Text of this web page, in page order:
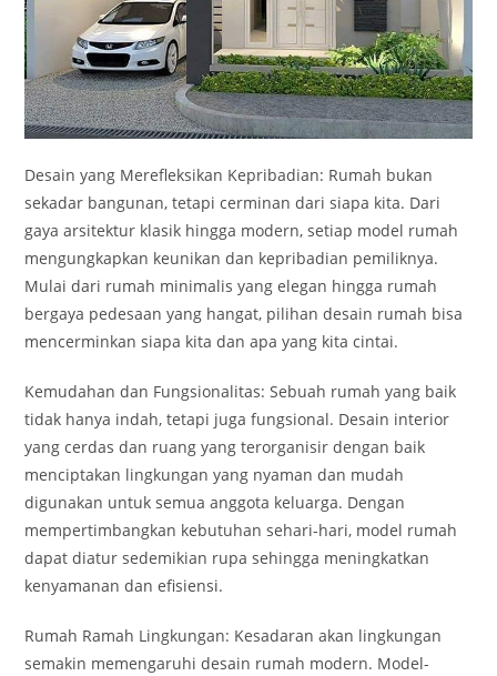
Desain yang Merefleksikan Kepribadian: Rumah bukan
sekadar bangunan, tetapi cerminan dari siapa kita. Dari
gaya arsitektur klasik hingga modern, setiap model rumah
mengungkapkan keunikan dan kepribadian pemiliknya.
Mulai dari rumah minimalis yang elegan hingga rumah
bergaya pedesaan yang hangat, pilihan desain rumah bisa
mencerminkan siapa kita dan apa yang kita cintai.
Kemudahan dan Fungsionalitas: Sebuah rumah yang baik
tidak hanya indah, tetapi juga fungsional. Desain interior
yang cerdas dan ruang yang terorganisir dengan baik
menciptakan lingkungan yang nyaman dan mudah
digunakan untuk semua anggota keluarga. Dengan
mempertimbangkan kebutuhan sehari-hari, model rumah
dapat diatur sedemikian rupa sehingga meningkatkan
kenyamanan dan efisiensi.
Rumah Ramah Lingkungan: Kesadaran akan lingkungan
semakin memengaruhi desain rumah modern. Model-